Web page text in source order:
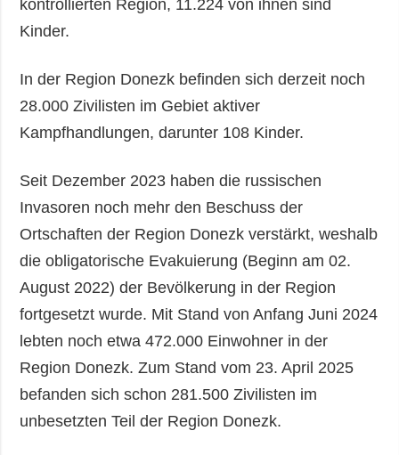
kontrollierten Region, 11.224 von ihnen sind
Kinder.
In der Region Donezk befinden sich derzeit noch
28.000 Zivilisten im Gebiet aktiver
Kampfhandlungen, darunter 108 Kinder.
Seit Dezember 2023 haben die russischen
Invasoren noch mehr den Beschuss der
Ortschaften der Region Donezk verstärkt, weshalb
die obligatorische Evakuierung (Beginn am 02.
August 2022) der Bevölkerung in der Region
fortgesetzt wurde. Mit Stand von Anfang Juni 2024
lebten noch etwa 472.000 Einwohner in der
Region Donezk. Zum Stand vom 23. April 2025
befanden sich schon 281.500 Zivilisten im
unbesetzten Teil der Region Donezk.